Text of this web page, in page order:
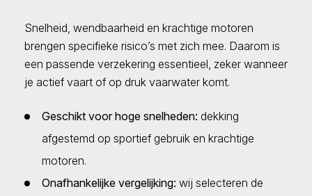
Snelheid, wendbaarheid en krachtige motoren
brengen specifieke risico’s met zich mee. Daarom is
een passende verzekering essentieel, zeker wanneer
je actief vaart of op druk vaarwater komt.
Geschikt voor hoge snelheden: dekking
afgestemd op sportief gebruik en krachtige
motoren.
Onafhankelijke vergelijking: wij selecteren de